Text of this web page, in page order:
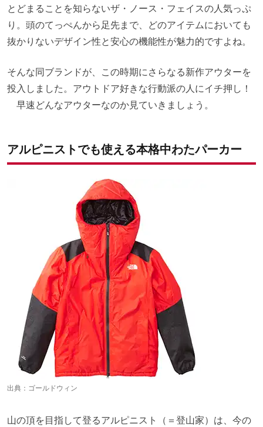
とどまることを知らないザ・ノース・フェイスの人気っぷ
り。頭のてっぺんから足先まで、どのアイテムにおいても
抜かりないデザイン性と安心の機能性が魅力的ですよね。
そんな同ブランドが、この時期にさらなる新作アウターを
投入しました。アウトドア好きな行動派の人にイチ押し！
早速どんなアウターなのか見ていきましょう。
アルピニストでも使える本格中わたパーカー
出典： ゴールドウィン
山の頂を目指して登るアルピニスト（＝登山家）は、今の